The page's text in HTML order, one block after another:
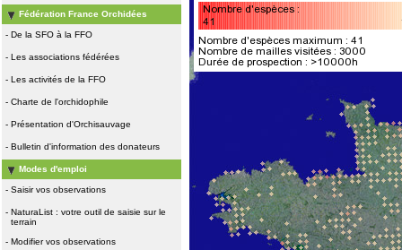
Fédération France Orchidées
- De la SFO à la FFO
- Les associations fédérées
- Les activités de la FFO
- Charte de l'orchidophile
- Présentation d'Orchisauvage
- Bulletin d'information des donateurs
Modes d'emploi
- Saisir vos observations
- NaturaList : votre outil de saisie sur le
terrain
- Modifier vos observations